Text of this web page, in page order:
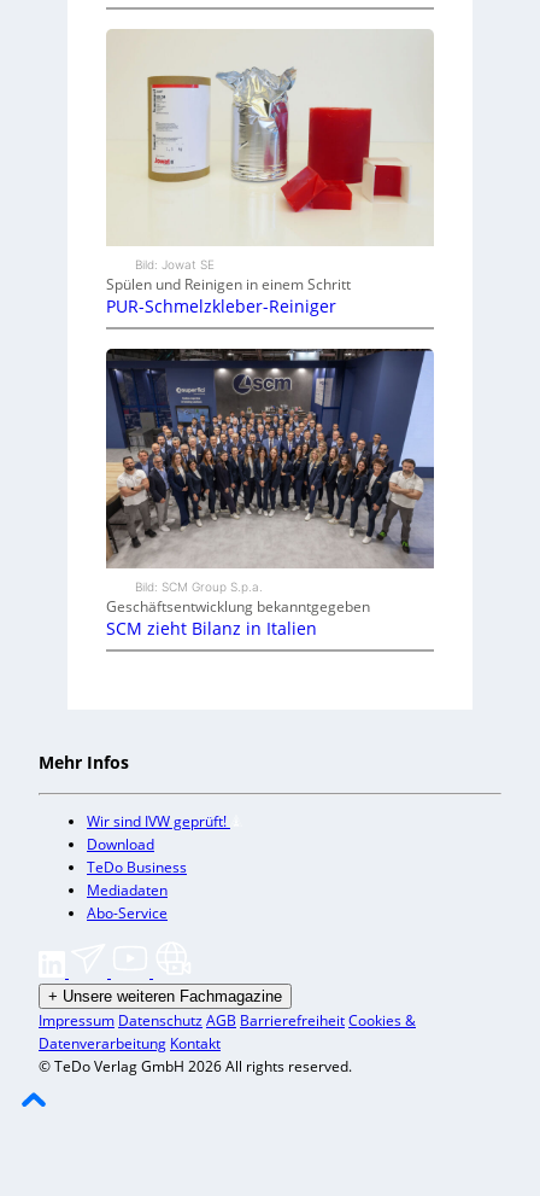
Bild: Jowat SE
Spülen und Reinigen in einem Schritt
PUR-Schmelzkleber-Reiniger
Bild: SCM Group S.p.a.
Geschäftsentwicklung bekanntgegeben
SCM zieht Bilanz in Italien
Mehr Infos
Wir sind IVW geprüft!
Download
TeDo Business
Mediadaten
Abo-Service
+ Unsere weiteren Fachmagazine
Impressum DatenschutzAGB BarrierefreiheitCookies &
Datenverarbeitung Kontakt
© TeDo Verlag GmbH 2026 All rights reserved.